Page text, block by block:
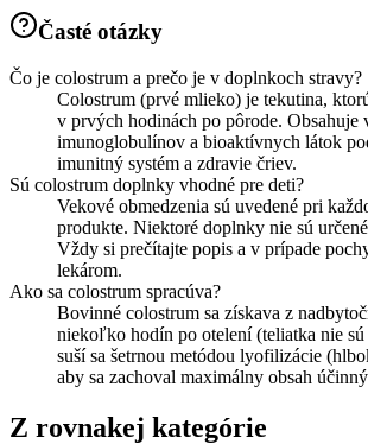
Časté otázky
Čo je colostrum a prečo je v doplnkoch stravy?
Colostrum (prvé mlieko) je tekutina,
v prvých hodinách po pôrode. Obsahuje
imunoglobulínov a bioaktívnych látok
imunitný systém a zdravie čriev.
Sú colostrum doplnky vhodné pre deti?
Vekové obmedzenia sú uvedené pri
produkte. Niektoré doplnky nie sú
Vždy si prečítajte popis a v prípade
lekárom.
Ako sa colostrum spracúva?
Bovinné colostrum sa získava z
niekoľko hodín po otelení (teliatka nie sú
suší sa šetrnou metódou lyofilizácie
aby sa zachoval maximálny obsah
Z rovnakej kategórie